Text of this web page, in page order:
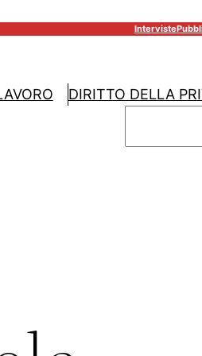
Interviste
DIRITTO DELLA